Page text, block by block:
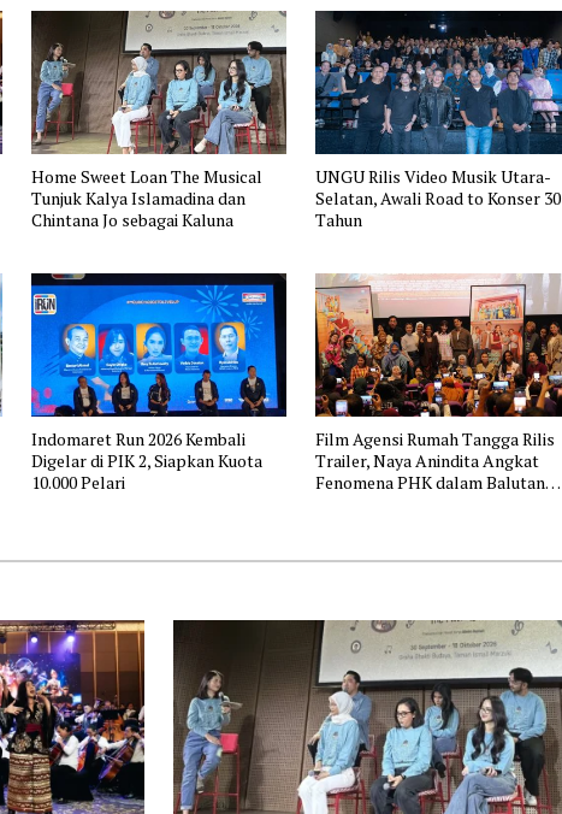
Home Sweet Loan The Musical
Tunjuk Kalya Islamadina dan
Chintana Jo sebagai Kaluna
UNGU Rilis Video Musik Utara-
Selatan, Awali Road to Konser 30
Tahun
Indomaret Run 2026 Kembali
Digelar di PIK 2, Siapkan Kuota
10.000 Pelari
Film Agensi Rumah Tangga Rilis
Trailer, Naya Anindita Angkat
Fenomena PHK dalam Balutan